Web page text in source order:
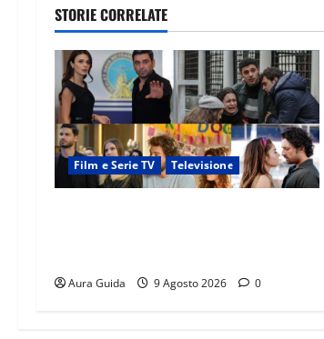
STORIE CORRELATE
Film e Serie TV Televisione
Aura Guida 9 Agosto 2026 0